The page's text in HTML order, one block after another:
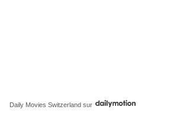
Daily Movies Switzerland sur